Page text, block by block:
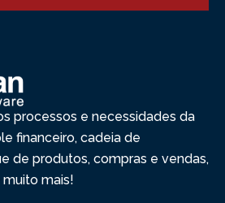
processos e necessidades da
financeiro, cadeia de
de produtos, compras e vendas,
mais!